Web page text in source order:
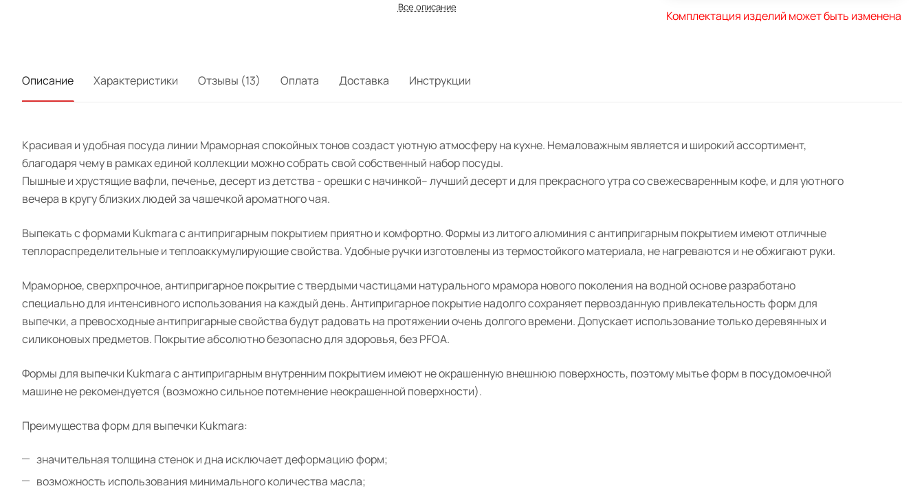
Все описание
Комплектация изделий может быть изменена
Описание Характеристики Отзывы (13) Оплата Доставка Инструкции
Красивая и удобная посуда линии Мраморная спокойных тонов создаст уютную атмосферу на кухне. Немаловажным является и широкий ассортимент,
благодаря чему в рамках единой коллекции можно собрать свой собственный набор посуды.
Пышные и хрустящие вафли, печенье, десерт из детства - орешки с начинкой– лучший десерт и для прекрасного утра со свежесваренным кофе, и для уютного
вечера в кругу близких людей за чашечкой ароматного чая.
Выпекать с формами Kukmara с антипригарным покрытием приятно и комфортно. Формы из литого алюминия с антипригарным покрытием имеют отличные
теплораспределительные и теплоаккумулирующие свойства. Удобные ручки изготовлены из термостойкого материала, не нагреваются и не обжигают руки.
Мраморное, сверхпрочное, антипригарное покрытие с твердыми частицами натурального мрамора нового поколения на водной основе разработано
специально для интенсивного использования на каждый день. Антипригарное покрытие надолго сохраняет первозданную привлекательность форм для
выпечки, а превосходные антипригарные свойства будут радовать на протяжении очень долгого времени. Допускает использование только деревянных и
силиконовых предметов. Покрытие абсолютно безопасно для здоровья, без PFOA.
Формы для выпечки Kukmara с антипригарным внутренним покрытием имеют не окрашенную внешнюю поверхность, поэтому мытье форм в посудомоечной
машине не рекомендуется (возможно сильное потемнение неокрашенной поверхности).
Преимущества форм для выпечки Kukmara:
значительная толщина стенок и дна исключает деформацию форм;
возможность использования минимального количества масла;